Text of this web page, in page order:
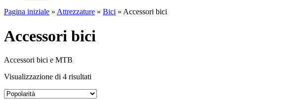
Pagina iniziale » Attrezzature » Bici » Accessori bici
Accessori bici
Accessori bici e MTB
Visualizzazione di 4 risultati